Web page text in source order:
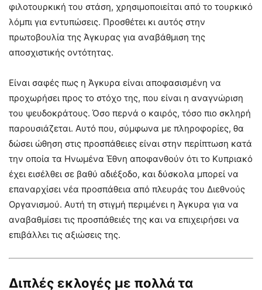
φιλοτουρκική του στάση, χρησιμοποιείται από το τουρκικό
λόμπι για εντυπώσεις. Προσθέτει κι αυτός στην
πρωτοβουλία της Άγκυρας για αναβάθμιση της
αποσχιστικής οντότητας.
Είναι σαφές πως η Άγκυρα είναι αποφασισμένη να
προχωρήσει προς το στόχο της, που είναι η αναγνώριση
του ψευδοκράτους. Όσο περνά ο καιρός, τόσο πιο σκληρή
παρουσιάζεται. Αυτό που, σύμφωνα με πληροφορίες, θα
δώσει ώθηση στις προσπάθειες είναι στην περίπτωση κατά
την οποία τα Ηνωμένα Έθνη αποφανθούν ότι το Κυπριακό
έχει εισέλθει σε βαθύ αδιέξοδο, και δύσκολα μπορεί να
επαναρχίσει νέα προσπάθεια από πλευράς του Διεθνούς
Οργανισμού. Αυτή τη στιγμή περιμένει η Άγκυρα για να
αναβαθμίσει τις προσπάθειές της και να επιχειρήσει να
επιβάλλει τις αξιώσεις της.
Διπλές εκλογές με πολλά τα